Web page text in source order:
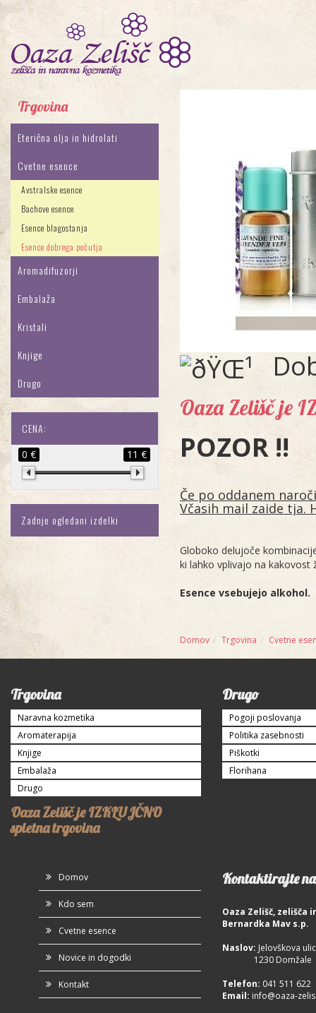
Trgovina
Eterična olja in hidrolati
Cvetne esence
Avstralske esence
Bachove esence
Esence blagostanja
Esence dobrega počutja
Aromadifuzorji
Embalaža
Kristali
Knjige
Drugo
CENA:
0 € 11 €
Zadnje ogledani izdelki
Oaza Zelišč je
POZOR !!
Če po oddanem
Včasih mail zaide tja.
Globoko delujoče
ki lahko vplivajo na kakovost
Esence vsebujejo alkohol.
Domov Trgovina Cvetne
Trgovina
Naravna kozmetika
Aromaterapija
Knjige
Embalaža
Drugo
Oaza Zelišč je IZKLUJČNO
spletna trgovina
Drugo
Pogoji poslovanja
Politika zasebnosti
Piškotki
Florihana
Domov
Kdo sem
Cvetne esence
Novice in dogodki
Kontakt
Kontaktirajte
Oaza Zelišč, zelišča
Bernardka Mav s.p.
Naslov: Jelovškova
1230 Domžale
Telefon: 041 511 622
Email: info@oaza-